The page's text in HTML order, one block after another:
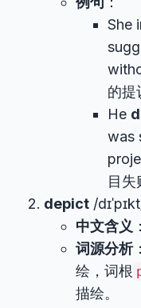
She
的提
He
was
目失
depict /
中文含义
词源分析：
绘，词根
描绘。